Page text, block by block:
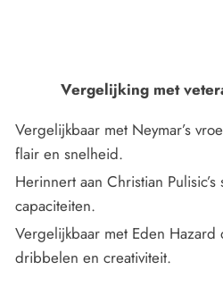
Vergelijking met
Vergelijkbaar met Neymar’s
flair en snelheid.
Herinnert aan Christian Pulisic’s
capaciteiten.
Vergelijkbaar met Eden Hazard
dribbelen en creativiteit.